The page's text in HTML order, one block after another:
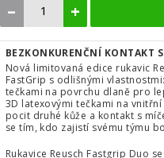
– +
BEZKONKURENČNÍ KONTAKT
Nová limitovaná edice rukavic
FastGrip s odlišnými
tečkami na povrchu dlaně pro
3D latexovými tečkami na
pocit druhé kůže a kontakt s
se tím, kdo zajistí svému týmu
Rukavice Reusch Fastgrip Duo